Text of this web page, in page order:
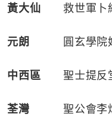
黃大仙 救世軍卜
元朗 圓玄學
中西區 聖士提反
荃灣 聖公會李